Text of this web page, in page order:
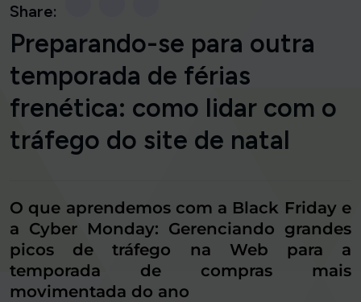
Share:
Preparando-se para outra
temporada de férias
frenética: como lidar com o
tráfego do site de natal
O que aprendemos com a Black Friday e
a Cyber Monday: Gerenciando grandes
picos de tráfego na Web para a
temporada de compras mais
movimentada do ano